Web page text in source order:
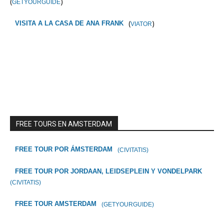
GETYOURGUIDE
VISITA A LA CASA DE ANA FRANK (VIATOR)
FREE TOURS EN AMSTERDAM
FREE TOUR POR ÁMSTERDAM (CIVITATIS)
FREE TOUR POR JORDAAN, LEIDSEPLEIN Y VONDELPARK
(CIVITATIS)
FREE TOUR AMSTERDAM (GETYOURGUIDE)